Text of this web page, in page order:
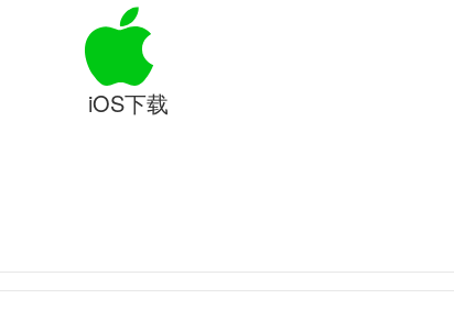
iOS下载